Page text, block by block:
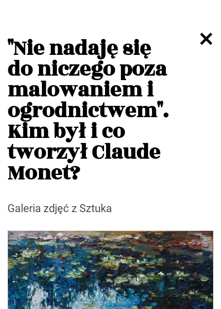
"Nie nadaję się
do niczego poza
malowaniem i
ogrodnictwem".
Kim był i co
tworzył Claude
Monet?
Galeria zdjęć z Sztuka